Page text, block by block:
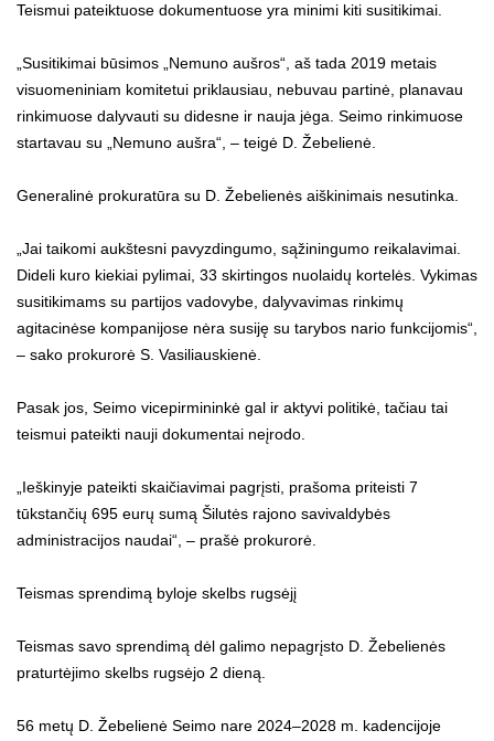
Teismui pateiktuose dokumentuose yra minimi kiti susitikimai.
„Susitikimai būsimos „Nemuno aušros“, aš tada 2019 metais
visuomeniniam komitetui priklausiau, nebuvau partinė, planavau
rinkimuose dalyvauti su didesne ir nauja jėga. Seimo rinkimuose
startavau su „Nemuno aušra“, – teigė D. Žebelienė.
Generalinė prokuratūra su D. Žebelienės aiškinimais nesutinka.
„Jai taikomi aukštesni pavyzdingumo, sąžiningumo reikalavimai.
Dideli kuro kiekiai pylimai, 33 skirtingos nuolaidų kortelės. Vykimas
susitikimams su partijos vadovybe, dalyvavimas rinkimų
agitacinėse kompanijose nėra susiję su tarybos nario funkcijomis“,
– sako prokurorė S. Vasiliauskienė.
Pasak jos, Seimo vicepirmininkė gal ir aktyvi politikė, tačiau tai
teismui pateikti nauji dokumentai neįrodo.
„Ieškinyje pateikti skaičiavimai pagrįsti, prašoma priteisti 7
tūkstančių 695 eurų sumą Šilutės rajono savivaldybės
administracijos naudai“, – prašė prokurorė.
Teismas sprendimą byloje skelbs rugsėjį
Teismas savo sprendimą dėl galimo nepagrįsto D. Žebelienės
praturtėjimo skelbs rugsėjo 2 dieną.
56 metų D. Žebelienė Seimo nare 2024–2028 m. kadencijoje